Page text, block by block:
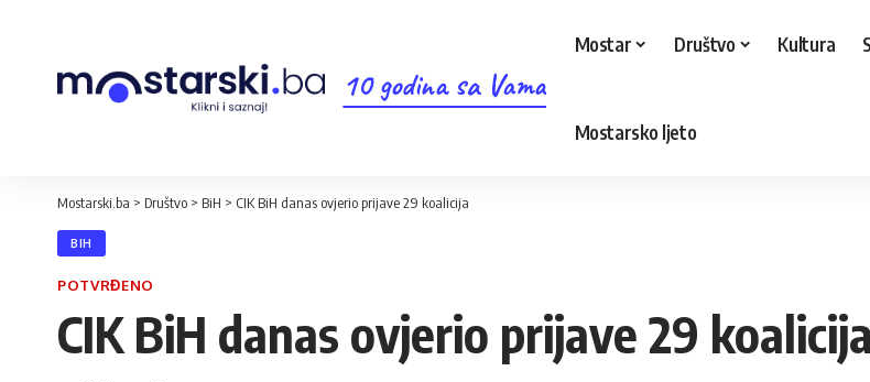
10 godina sa Vama
Mostar Društvo Kultura
Mostarsko ljeto
Mostarski.ba > Društvo > BiH > CIK BiH danas ovjerio prijave 29 koalicija
BIH
POTVRĐENO
CIK BiH danas ovjerio prijave 29 koalicija